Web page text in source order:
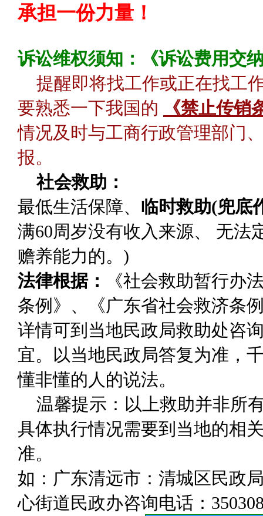
承担一份力量！
诉讼维权须知：《诉讼费用交
提醒即将找工作或正在找工
要熟悉一下我国的
《禁止传销
情况及时与工商行政管理部门
报。
社会救助：
最低生活保障、 临时救助(兜底
满60周岁没有收入来源、 无法
赡养能力的。)
法律根据：
《社会救助暂行办
条例》、《广东省社会救济条
详情可到当地民政局救助处咨
宜。以当地民政局答复为准，
懂非懂的人的说法。
温馨提示：以上救助并非所
具体执行情况需要到当地的相
准。
如：广东清远市：清城区民政
心街道民政办咨询电话：